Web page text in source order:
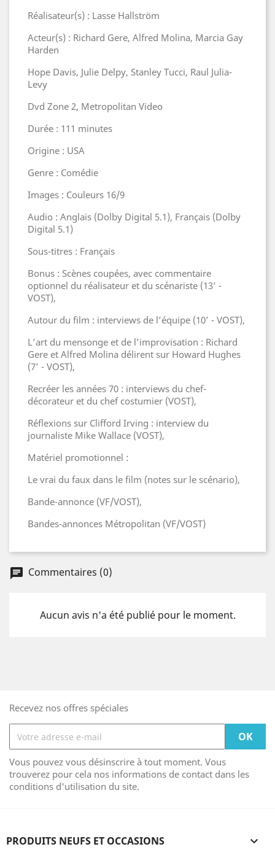
Réalisateur(s) : Lasse Hallström
Acteur(s) : Richard Gere, Alfred Molina, Marcia Gay
Harden
Hope Davis, Julie Delpy, Stanley Tucci, Raul Julia-
Levy
Dvd Zone 2, Metropolitan Video
Durée : 111 minutes
Origine : USA
Genre : Comédie
Images : Couleurs 16/9
Audio : Anglais (Dolby Digital 5.1), Français (Dolby
Digital 5.1)
Sous-titres : Français
Bonus : Scènes coupées, avec commentaire
optionnel du réalisateur et du scénariste (13’ -
VOST),
Autour du film : interviews de l’équipe (10’ - VOST),
L’art du mensonge et de l’improvisation : Richard
Gere et Alfred Molina délirent sur Howard Hughes
(7’ - VOST),
Recréer les années 70 : interviews du chef-
décorateur et du chef costumier (VOST),
Réflexions sur Clifford Irving : interview du
journaliste Mike Wallace (VOST),
Matériel promotionnel :
Le vrai du faux dans le film (notes sur le scénario),
Bande-annonce (VF/VOST),
Bandes-annonces Métropolitan (VF/VOST)
Commentaires (0)
Aucun avis n'a été publié pour le moment.
Recevez nos offres spéciales
Vous pouvez vous désinscrire à tout moment. Vous
trouverez pour cela nos informations de contact dans les
conditions d'utilisation du site.
PRODUITS NEUFS ET OCCASIONS 